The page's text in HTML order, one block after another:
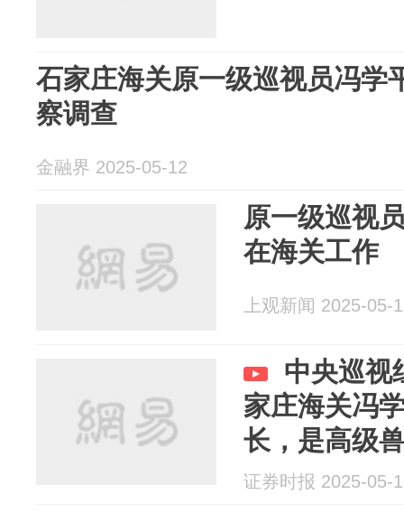
石家庄海关原一级巡视员冯学
察调查
金融界 2025-05-12
原一级巡视
在海关工作
上观新闻 2025-05-
中央巡视
家庄海关冯
长，是高级
证券时报 2025-05-